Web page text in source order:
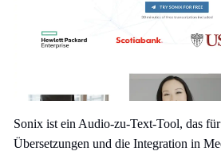
Sonix ist ein Audio-zu-Text-Tool, das
Übersetzungen und die Integration in